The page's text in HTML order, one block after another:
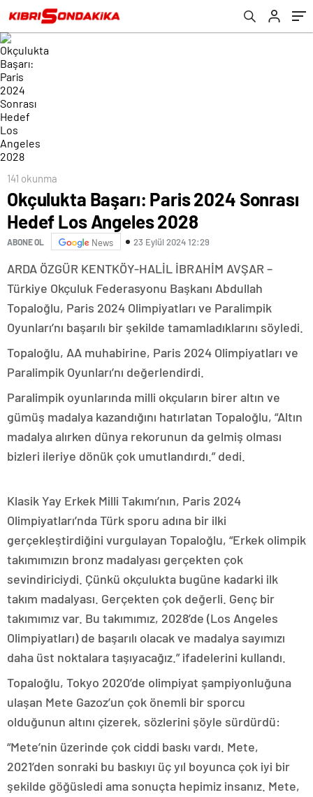
141 okunma
Okçulukta Başarı: Paris 2024 Sonrası
Hedef Los Angeles 2028
ABONE OL News 23 Eylül 2024 12:29
ARDA ÖZGÜR KENTKÖY-HALİL İBRAHİM AVŞAR –
Türkiye Okçuluk Federasyonu Başkanı Abdullah
Topaloğlu, Paris 2024 Olimpiyatları ve Paralimpik
Oyunları’nı başarılı bir şekilde tamamladıklarını söyledi.
Topaloğlu, AA muhabirine, Paris 2024 Olimpiyatları ve
Paralimpik Oyunları’nı değerlendirdi.
Paralimpik oyunlarında milli okçuların birer altın ve
gümüş madalya kazandığını hatırlatan Topaloğlu, “Altın
madalya alırken dünya rekorunun da gelmiş olması
bizleri ileriye dönük çok umutlandırdı.” dedi.
Klasik Yay Erkek Milli Takımı’nın, Paris 2024
Olimpiyatları’nda Türk sporu adına bir ilki
gerçekleştirdiğini vurgulayan Topaloğlu, “Erkek olimpik
takımımızın bronz madalyası gerçekten çok
sevindiriciydi. Çünkü okçulukta bugüne kadarki ilk
takım madalyası. Gerçekten çok değerli. Genç bir
takımımız var. Bu takımımız, 2028’de (Los Angeles
Olimpiyatları) de başarılı olacak ve madalya sayımızı
daha üst noktalara taşıyacağız.” ifadelerini kullandı.
Topaloğlu, Tokyo 2020’de olimpiyat şampiyonluğuna
ulaşan Mete Gazoz’un çok önemli bir sporcu
olduğunun altını çizerek, sözlerini şöyle sürdürdü:
“Mete’nin üzerinde çok ciddi baskı vardı. Mete,
2021’den sonraki bu baskıyı üç yıl boyunca çok iyi bir
şekilde göğüsledi ama sonuçta hepimiz insanız. Mete,